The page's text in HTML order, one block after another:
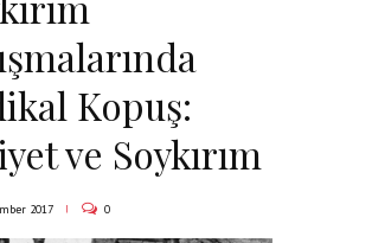
Kopuş:
ve Soykırım
2017 0